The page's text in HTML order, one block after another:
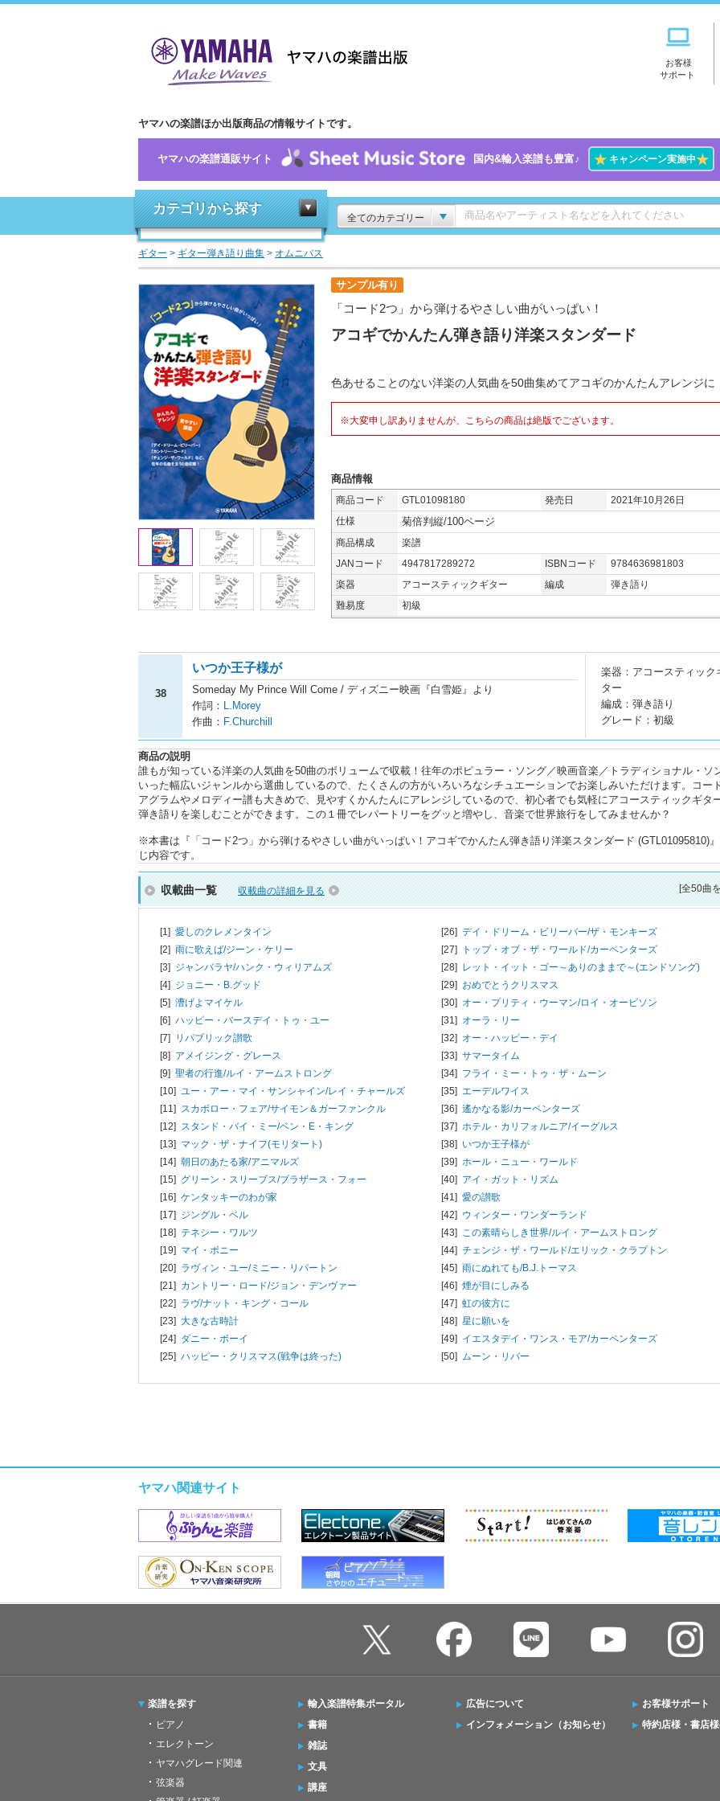
お客様
サポート
ヤマハの楽譜ほか出版商品の情報サイトです。
ヤマハの楽譜通販サイト 国内&輸入楽譜も豊富♪ ★キャンペーン実施中★
カテゴリから探す
全てのカテゴリー
ギター > ギター弾き語り曲集 > オムニバス
サンプル有り
「コード2つ」から弾けるやさしい曲がいっぱい！
アコギでかんたん弾き語り洋楽スタンダード
色あせることのない洋楽の人気曲を50曲集めてアコギのかんたんアレンジに
※大変申し訳ありませんが、こちらの商品は絶版でございます。
商品情報
商品コード GTL01098180 発売日
2021年10月26日
仕様
菊倍判縦/100ページ
商品構成
楽譜
JANコード
4947817289272 ISBNコード
9784636981803
楽器
アコースティックギター 編成
弾き語り
難易度
初級
38
いつか王子様が
Someday My Prince Will Come / ディズニー映画『白雪姫』より
作詞：
L.Morey
作曲： F.Churchill
楽器：アコースティック
ター
編成：弾き語り
グレード：初級
商品の説明
誰もが知っている洋楽の人気曲を50曲のボリュームで収載！往年のポピュラー・ソング／映画音楽／トラディショナル・ソ
いった幅広いジャンルから選曲しているので、たくさんの方がいろいろなシチュエーションでお楽しみいただけます。コー
アグラムやメロディー譜も大きめで、見やすくかんたんにアレンジしているので、初心者でも気軽にアコースティックギタ
弾き語りを楽しむことができます。この１冊でレパートリーをグッと増やし、音楽で世界旅行をしてみませんか？
※本書は『「コード2つ」から弾けるやさしい曲がいっぱい！アコギでかんたん弾き語り洋楽スタンダード (GTL01095810)
じ内容です。
収載曲一覧 収載曲の詳細を見る [全50曲
[1] 愛しのクレメンタイン
[2] 雨に歌えば/ジーン・ケリー
[3] ジャンバラヤ/ハンク・ウィリアムズ
[4] ジョニー・B.グッド
[5] 漕げよマイケル
[6] ハッピー・バースデイ・トゥ・ユー
[7] リパブリック讃歌
[8] アメイジング・グレース
[9] 聖者の行進/ルイ・アームストロング
[10] ユー・アー・マイ・サンシャイン/レイ・チャールズ
[11] スカボロー・フェア/サイモン＆ガーファンクル
[12] スタンド・バイ・ミー/ベン・E・キング
[13] マック・ザ・ナイフ(モリタート)
[14] 朝日のあたる家/アニマルズ
[15] グリーン・スリーブス/ブラザース・フォー
[16] ケンタッキーのわが家
[17] ジングル・ベル
[18] テネシー・ワルツ
[19] マイ・ボニー
[20] ラヴィン・ユー/ミニー・リパートン
[21] カントリー・ロード/ジョン・デンヴァー
[22] ラヴ/ナット・キング・コール
[23] 大きな古時計
[24] ダニー・ボーイ
[25] ハッピー・クリスマス(戦争は終った)
[26] デイ・ドリーム・ビリーバー/ザ・モンキーズ
[27]
トップ・オブ・ザ・ワールド/カーペンターズ
[28] レット・イット・ゴー～ありのままで～(エンドソング)
[29] おめでとうクリスマス
[30] オー・プリティ・ウーマン/ロイ・オービソン
[31] オーラ・リー
[32] オー・ハッピー・デイ
[33] サマータイム
[34] フライ・ミー・トゥ・ザ・ムーン
[35] エーデルワイス
[36] 遙かなる影/カーペンターズ
[37] ホテル・カリフォルニア/イーグルス
[38] いつか王子様が
[39] ホール・ニュー・ワールド
[40] アイ・ガット・リズム
[41] 愛の讃歌
[42] ウィンター・ワンダーランド
[43] この素晴らしき世界/ルイ・アームストロング
[44] チェンジ・ザ・ワールド/エリック・クラプトン
[45] 雨にぬれても/B.J.トーマス
[46] 煙が目にしみる
[47] 虹の彼方に
[48] 星に願いを
[49] イエスタデイ・ワンス・モア/カーペンターズ
[50] ムーン・リバー
ヤマハ関連サイト
楽譜を探す
ピアノ
エレクトーン
ヤマハグレード関連
弦楽器
輸入楽譜特集ポータル
書籍
雑誌
文具
講座
広告について
インフォメーション（お知らせ）
お客様サポート
特約店様・書店